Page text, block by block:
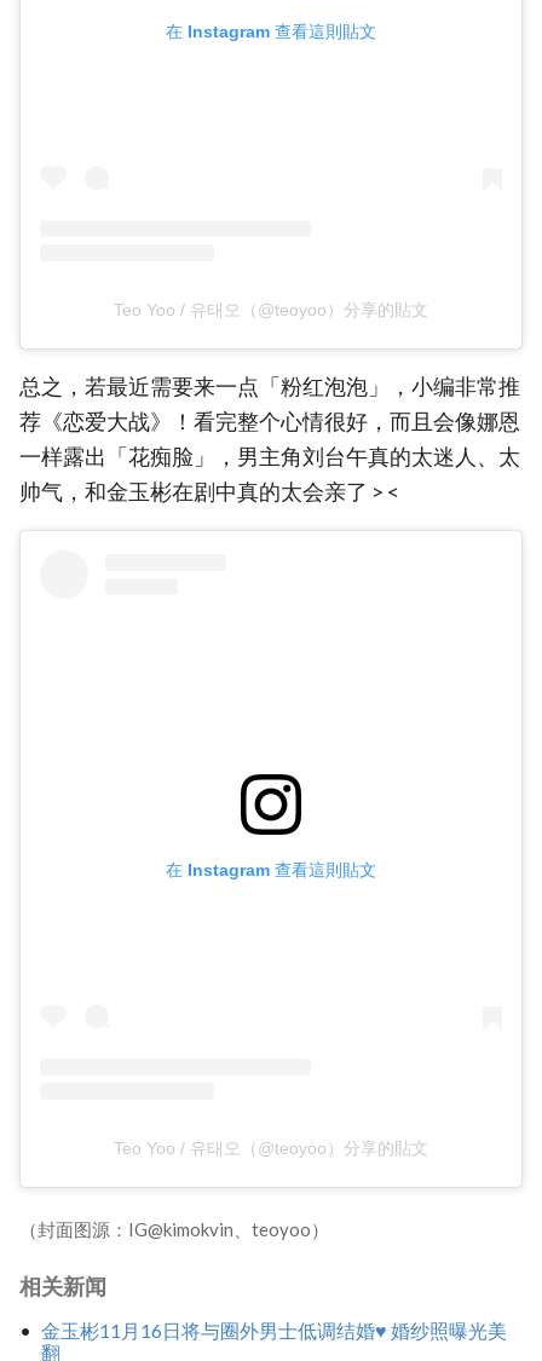
在 Instagram 查看這則貼文
Teo Yoo / 유태오（@teoyoo）分享的貼文
总之，若最近需要来一点「粉红泡泡」，小编非常推
荐《恋爱大战》！看完整个心情很好，而且会像娜恩
一样露出「花痴脸」，男主角刘台午真的太迷人、太
帅气，和金玉彬在剧中真的太会亲了 > <
在 Instagram 查看這則貼文
Teo Yoo / 유태오（@teoyoo）分享的貼文
（封面图源：IG@kimokvin、teoyoo）
相关新闻
金玉彬11月16日将与圈外男士低调结婚♥ 婚纱照曝光美
翻